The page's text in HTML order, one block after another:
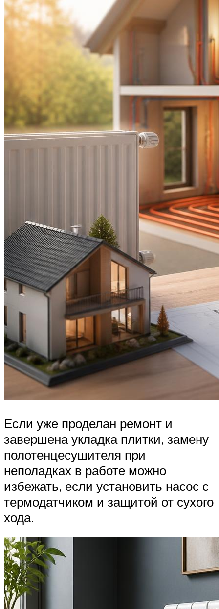
Если уже проделан ремонт и
завершена укладка плитки, замену
полотенцесушителя при
неполадках в работе можно
избежать, если установить насос с
термодатчиком и защитой от сухого
хода.